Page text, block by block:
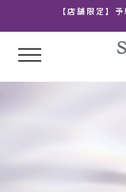
【店舗限定